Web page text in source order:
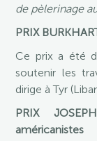
de pèlerinage
PRIX
Ce prix a été
soutenir les
dirige à Tyr
PRIX
américanistes